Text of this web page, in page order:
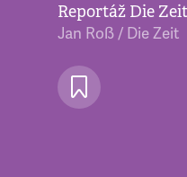
Reportáž Die
Jan Roß / Die Zeit